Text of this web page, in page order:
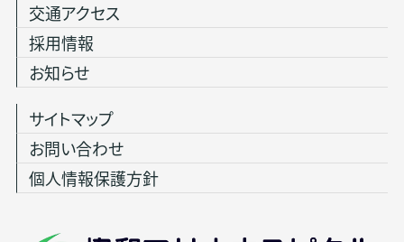
交通アクセス
採用情報
お知らせ
サイトマップ
お問い合わせ
個人情報保護方針